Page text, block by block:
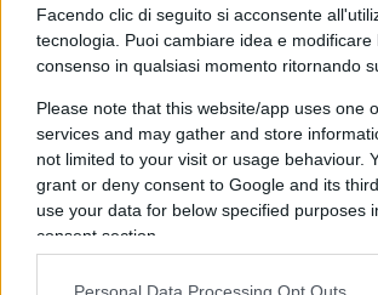
Facendo clic di seguito si acconsente
tecnologia. Puoi cambiare idea e modificare
consenso in qualsiasi momento ritornando
Please note that this website/app uses one
services and may gather and store
not limited to your visit or usage behaviour.
grant or deny consent to Google and its
use your data for below specified purposes
consent section.
prima volta: i dem hanno già
virologo,Andrea Crisanti, al
La sfida per il
Veneto
Il contesto politico del Veneto è
semplice. Governata dal